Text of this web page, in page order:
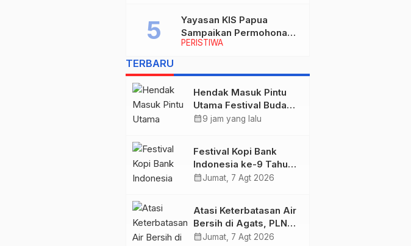
periode 2026–2030
PERISTIWA
Yayasan KIS Papua
Sampaikan Permohonan
Maaf dan Siap Tanggung
Keracunan MBG di
TERBARU
Hendak Masuk Pintu
Utama Festival Budaya
Lembah Baliem, Dua
calendar_month9 jam yang lalu
Festival Kopi Bank
Indonesia ke-9 Tahun
2026 Resmi Dibuka
Depan Papua”
calendar_monthJumat, 7 Agt 2026
Atasi Keterbatasan Air
Bersih di Agats, PLN
Hadirkan Teknologi
calendar_monthJumat, 7 Agt 2026